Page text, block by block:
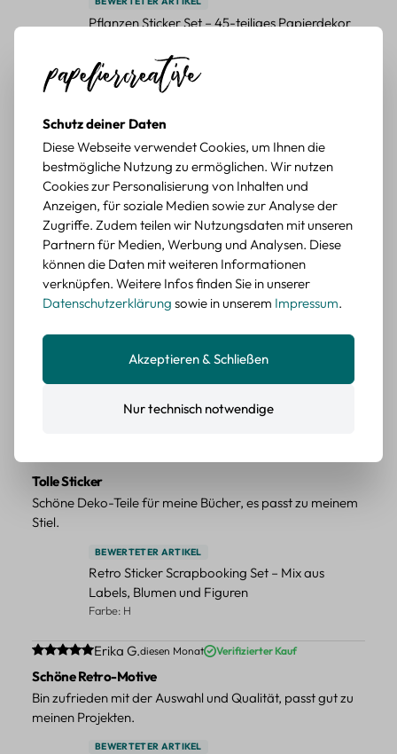
Pflanzen Sticker Set – 45-teiliges Papierdekor
Durchschnittliche Bewertung von 5 von 5 Sternen
Erika G.diesen Monat
Tolle Motive, Briefmarken gehen zu vielen Projekten,
würde sie wieder kaufen.
BEWERTETER ARTIKEL
Retro Briefmarken Sticker Set – 45 Papier-
Sticker mit Wald- und Tiermotiven
Durchschnittliche Bewertung von 5 von 5 Sternen
Erika G.diesen Monat Verifizierter Kauf
Schöne Motive
Die Sticker passen gut zu meinen Büchern, würde sie
BEWERTETER ARTIKEL
Farbe: F
Tolle Sticker
Schöne Deko-Teile für meine Bücher, es passt zu meinem
Stiel.
BEWERTETER ARTIKEL
Retro Sticker Scrapbooking Set – Mix aus
Labels, Blumen und Figuren
Farbe: H
Durchschnittliche Bewertung von 5 von 5 Sternen
Erika G.diesen Monat Verifizierter Kauf
Schöne Retro-Motive
Bin zufrieden mit der Auswahl und Qualität, passt gut zu
meinen Projekten.
BEWERTETER ARTIKEL
Schutz deiner Daten
Diese Webseite verwendet Cookies, um Ihnen die
bestmögliche Nutzung zu ermöglichen. Wir nutzen
Cookies zur Personalisierung von Inhalten und
Anzeigen, für soziale Medien sowie zur Analyse der
Zugriffe. Zudem teilen wir Nutzungsdaten mit unseren
Partnern für Medien, Werbung und Analysen. Diese
können die Daten mit weiteren Informationen
verknüpfen. Weitere Infos finden Sie in unserer
Datenschutzerklärung sowie in unserem Impressum.
Nur technisch notwendige
Akzeptieren & Schließen